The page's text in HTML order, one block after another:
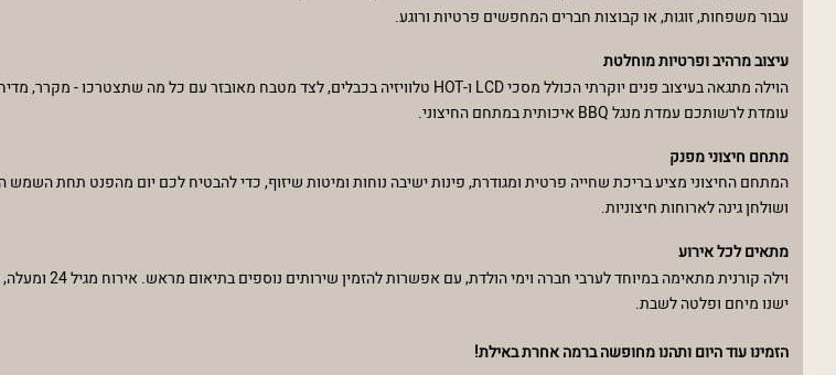
עבור משפחות, זוגות, או קבוצות חברים המחפשים פרטיות ורוגע.
עיצוב מרהיב ופרטיות מוחלטת
עומדת לרשותכם עמדת מנגל BBQ איכותית במתחם החיצוני.
מתחם חיצוני מפנק
המתחם החיצוני מציע בריכת שחייה פרטית ומגודרת, פינות ישיבה נוחות ומיטות שיזוף, כדי להבטיח לכם יום מהפנט תחת השמש
ושולחן גינה לארוחות חיצוניות.
מתאים לכל אירוע
ישנו מיחם ופלטה לשבת.
הזמינו עוד היום ותהנו מחופשה ברמה אחרת באילת!